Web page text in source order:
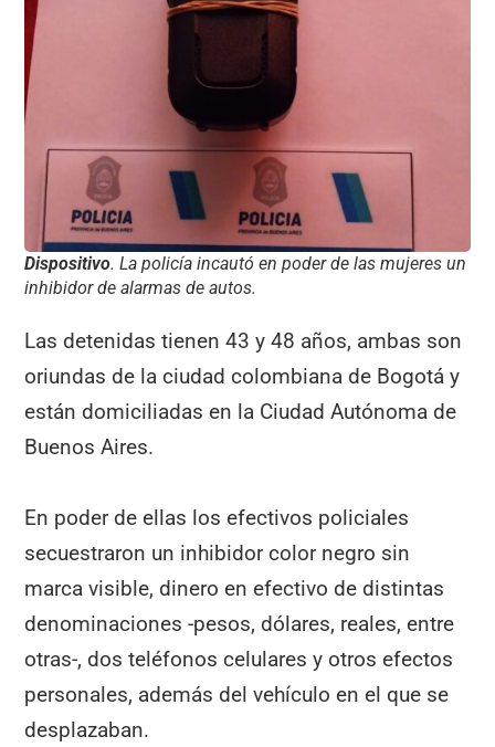
Dispositivo. La policía incautó en poder de las mujeres un
inhibidor de alarmas de autos.
Las detenidas tienen 43 y 48 años, ambas son
oriundas de la ciudad colombiana de Bogotá y
están domiciliadas en la Ciudad Autónoma de
Buenos Aires.
En poder de ellas los efectivos policiales
secuestraron un inhibidor color negro sin
marca visible, dinero en efectivo de distintas
denominaciones -pesos, dólares, reales, entre
otras-, dos teléfonos celulares y otros efectos
personales, además del vehículo en el que se
desplazaban.